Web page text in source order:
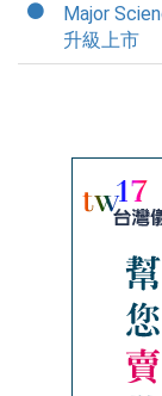
Major
升級上市